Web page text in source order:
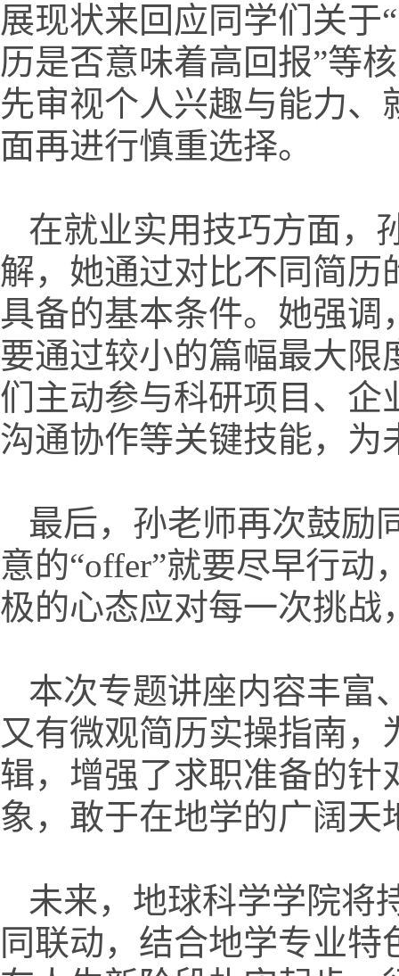
展现状来回应同学们关于
历是否意味着高回报”等
先审视个人兴趣与能力
面再进行慎重选择。
在就业实用技巧方面，
解，她通过对比不同简历
具备的基本条件。她强
要通过较小的篇幅最大
们主动参与科研项目、企
沟通协作等关键技能，为
最后，孙老师再次鼓励
意的“offer”就要尽早行动
极的心态应对每一次挑战
本次专题讲座内容丰富
又有微观简历实操指南
辑，增强了求职准备的针
象，敢于在地学的广阔
未来，地球科学学院将
同联动，结合地学专业